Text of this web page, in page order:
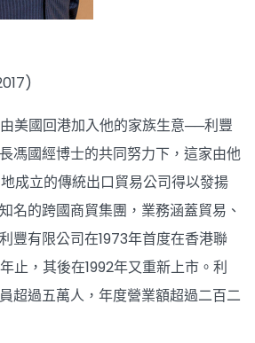
美國回港加入他的家族生意──利豐
馮國經博士的共同努力下，這家由他
成立的傳統出口貿易公司得以發揚
名的跨國商貿集團，業務涵蓋貿易、
豐有限公司在1973年首度在香港聯
止，其後在1992年又重新上市。利
超過五萬人，年度營業額超過二百二